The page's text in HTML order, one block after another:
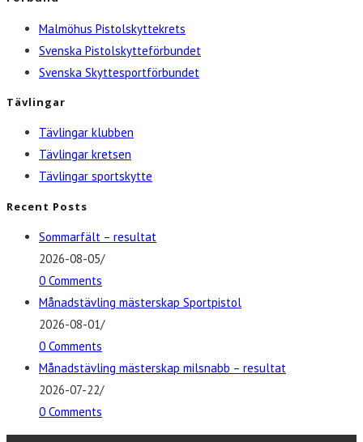
Malmöhus Pistolskyttekrets
Svenska Pistolskytteförbundet
Svenska Skyttesportförbundet
Tävlingar
Tävlingar klubben
Tävlingar kretsen
Tävlingar sportskytte
Recent Posts
Sommarfält – resultat
2026-08-05/
0 Comments
Månadstävling mästerskap Sportpistol
2026-08-01/
0 Comments
Månadstävling mästerskap milsnabb – resultat
2026-07-22/
0 Comments